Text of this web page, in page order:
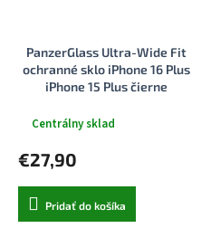
PanzerGlass Ultra-Wide Fit
ochranné sklo iPhone 16 Plus
iPhone 15 Plus čierne
Centrálny sklad
€27,90
Pridať do košíka